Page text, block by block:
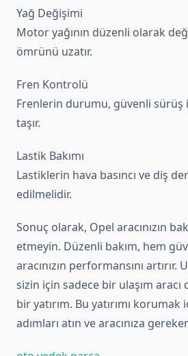
Yağ Değişimi
Motor yağının düzenli olarak
ömrünü uzatır.
Fren Kontrolü
Frenlerin durumu, güvenli sürüş
taşır.
Lastik Bakımı
Lastiklerin hava basıncı ve diş
edilmelidir.
Sonuç olarak, Opel aracınızın
etmeyin. Düzenli bakım, hem
aracınızın performansını artırır.
sizin için sadece bir ulaşım aracı
bir yatırım. Bu yatırımı
adımları atın ve aracınıza